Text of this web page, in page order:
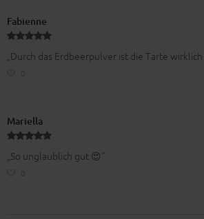
Fabienne
„Durch das Erdbeerpulver ist die Tarte wirklich
Mariella
„So unglaublich gut 😍”